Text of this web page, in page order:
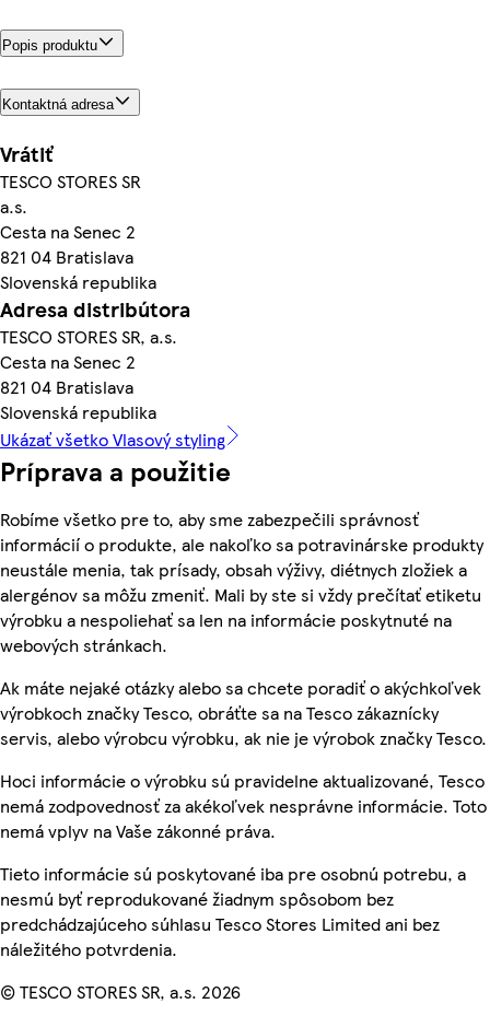
Popis produktu
Kontaktná adresa
Vrátiť
TESCO STORES SR
a.s.
Cesta na Senec 2
821 04 Bratislava
Slovenská republika
Adresa distribútora
TESCO STORES SR, a.s.
Cesta na Senec 2
821 04 Bratislava
Slovenská republika
Ukázať všetko Vlasový styling
Príprava a použitie
Robíme všetko pre to, aby sme zabezpečili správnosť
informácií o produkte, ale nakoľko sa potravinárske produkty
neustále menia, tak prísady, obsah výživy, diétnych zložiek a
alergénov sa môžu zmeniť. Mali by ste si vždy prečítať etiketu
výrobku a nespoliehať sa len na informácie poskytnuté na
webových stránkach.
Ak máte nejaké otázky alebo sa chcete poradiť o akýchkoľvek
výrobkoch značky Tesco, obráťte sa na Tesco zákaznícky
servis, alebo výrobcu výrobku, ak nie je výrobok značky Tesco.
Hoci informácie o výrobku sú pravidelne aktualizované, Tesco
nemá zodpovednosť za akékoľvek nesprávne informácie. Toto
nemá vplyv na Vaše zákonné práva.
Tieto informácie sú poskytované iba pre osobnú potrebu, a
nesmú byť reprodukované žiadnym spôsobom bez
predchádzajúceho súhlasu Tesco Stores Limited ani bez
náležitého potvrdenia.
© TESCO STORES SR, a.s. 2026